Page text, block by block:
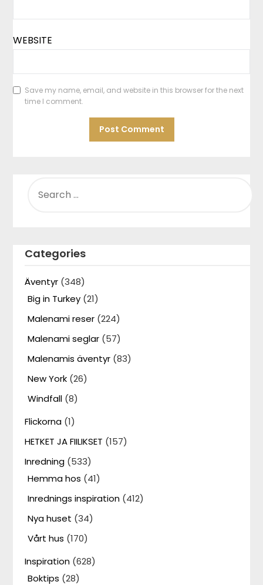
WEBSITE
Save my name, email, and website in this browser for the next
time I comment.
FOR:
Categories
Äventyr (348)
Big in Turkey (21)
Malenami reser (224)
Malenami seglar (57)
Malenamis äventyr (83)
New York (26)
Windfall (8)
Flickorna (1)
HETKET JA FIILIKSET (157)
Inredning (533)
Hemma hos (41)
Inrednings inspiration (412)
Nya huset (34)
Vårt hus (170)
Inspiration (628)
Boktips (28)